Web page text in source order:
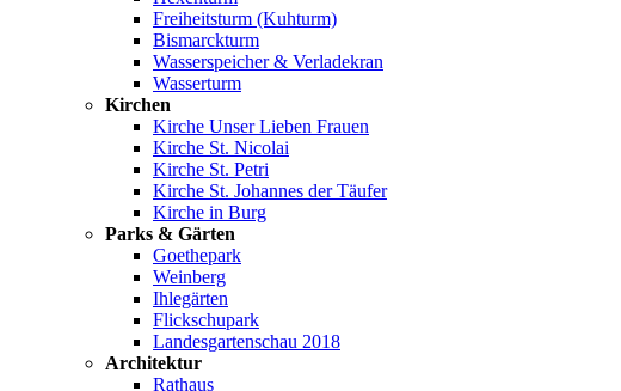
Freiheitsturm (Kuhturm)
Bismarckturm
Wasserspeicher & Verladekran
Wasserturm
Kirchen
Kirche Unser Lieben Frauen
Kirche St. Nicolai
Kirche St. Petri
Kirche St. Johannes der Täufer
Kirche in Burg
Parks & Gärten
Goethepark
Weinberg
Ihlegärten
Flickschupark
Landesgartenschau 2018
Architektur
Rathaus